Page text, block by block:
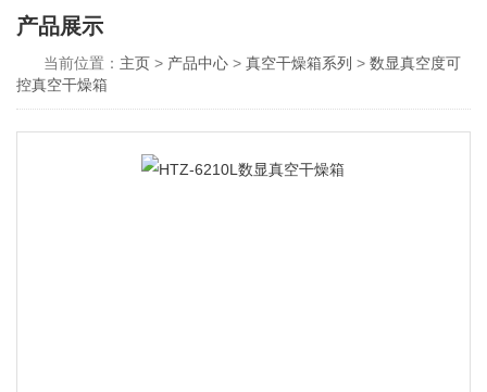
产品展示
当前位置： 主页> 产品中心>真空干燥箱系列 >数显真空度可
控真空干燥箱